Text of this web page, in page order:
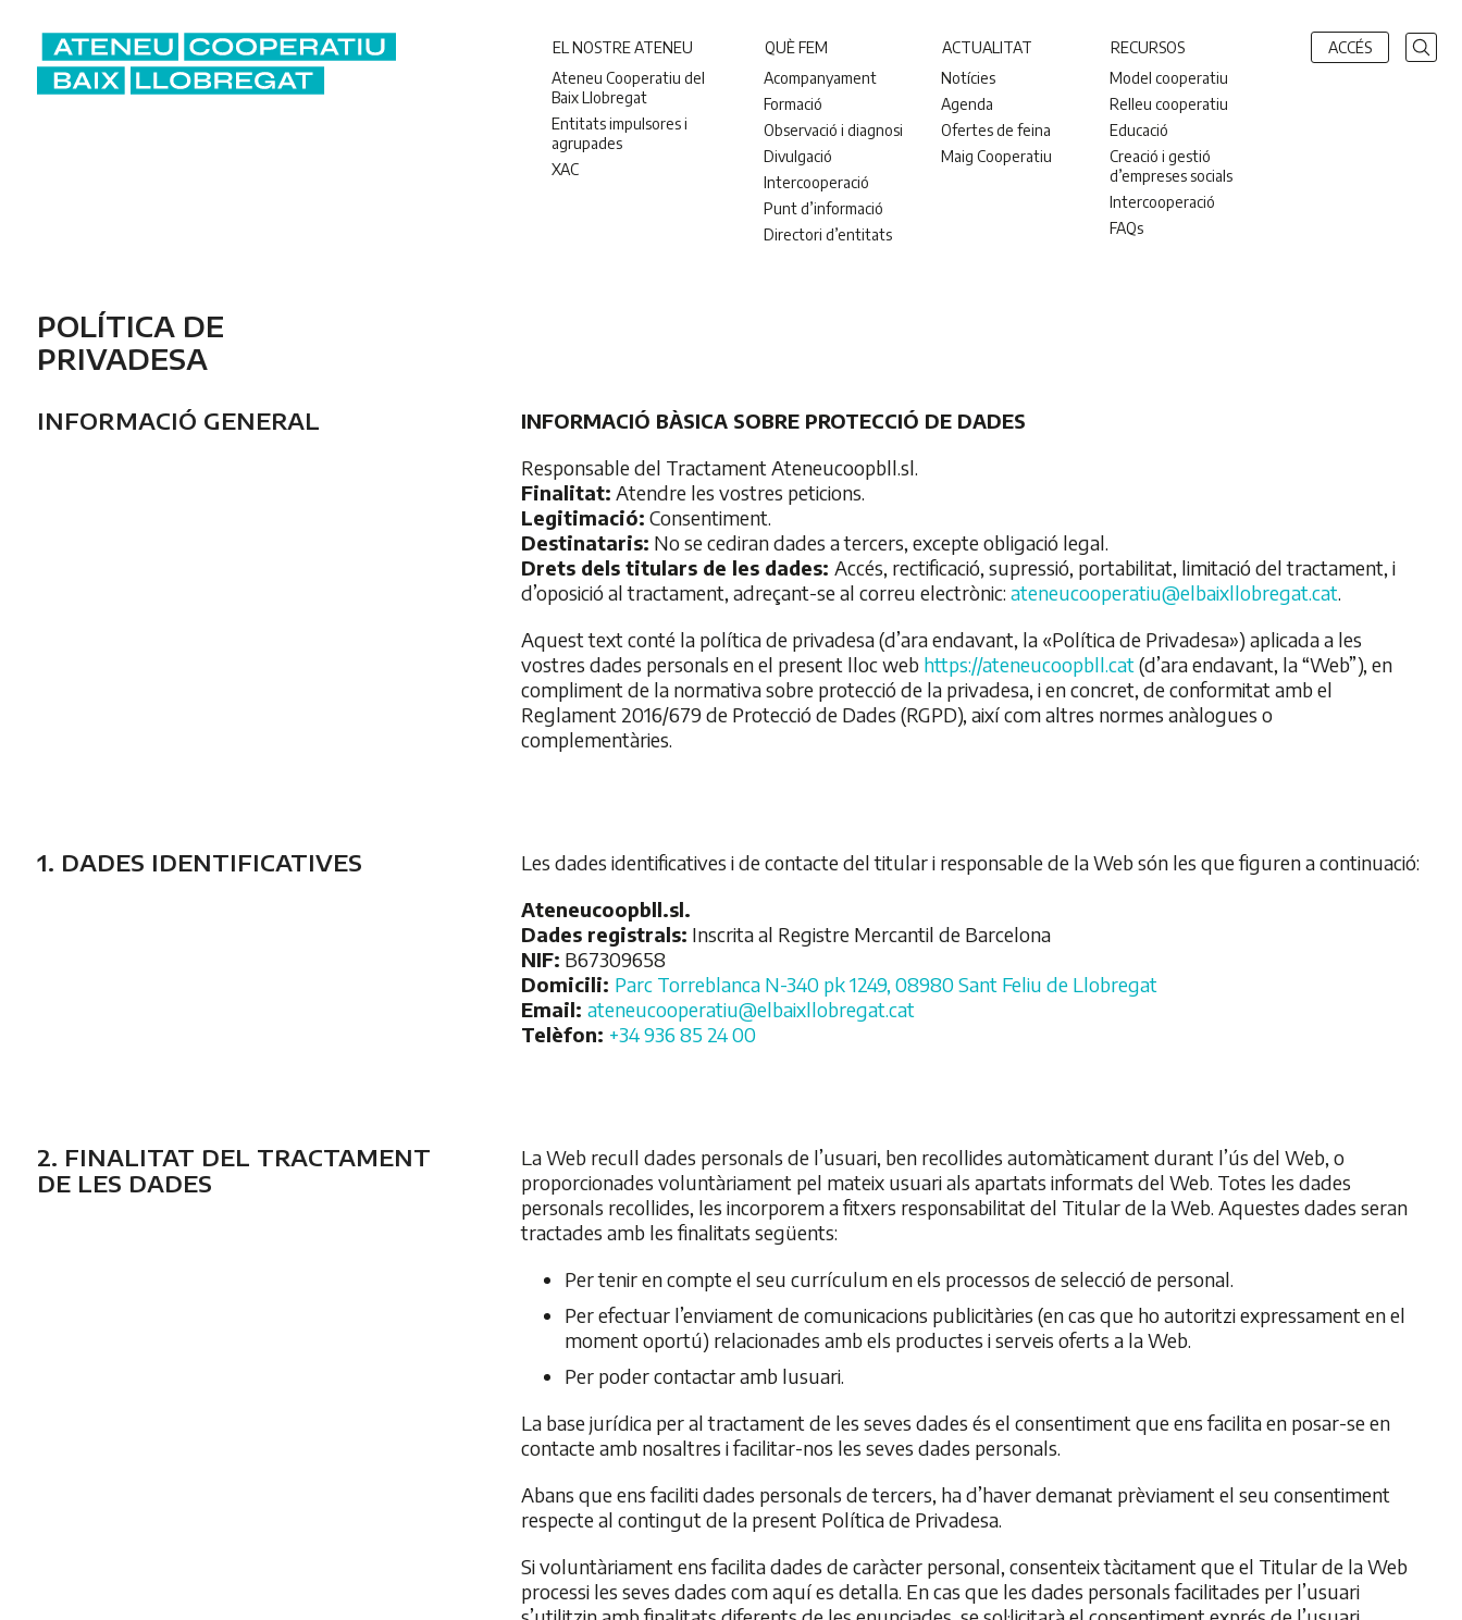
EL NOSTRE ATENEU
Ateneu Cooperatiu del
Baix Llobregat
Entitats impulsores i
agrupades
XAC
QUÈ FEM
Acompanyament
Formació
Observació i diagnosi
Divulgació
Intercooperació
Punt d’informació
Directori d’entitats
ACTUALITAT
Notícies
Agenda
Ofertes de feina
Maig Cooperatiu
RECURSOS
Model cooperatiu
Relleu cooperatiu
Educació
Creació i gestió
d’empreses socials
Intercooperació
FAQs
ACCÉS
POLÍTICA DE
PRIVADESA
INFORMACIÓ GENERAL
INFORMACIÓ BÀSICA SOBRE PROTECCIÓ DE DADES
Responsable del Tractament Ateneucoopbll.sl.
Finalitat: Atendre les vostres peticions.
Legitimació: Consentiment.
Destinataris: No se cediran dades a tercers, excepte obligació legal.
Drets dels titulars de les dades:Accés, rectificació, supressió, portabilitat, limitació del tractament, i
d’oposició al tractament, adreçant-se al correu electrònic:ateneucooperatiu@elbaixllobregat.cat.
Aquest text conté la política de privadesa (d’ara endavant, la «Política de Privadesa») aplicada a les
vostres dades personals en el present lloc web https://ateneucoopbll.cat (d’ara endavant, la “Web”), en
compliment de la normativa sobre protecció de la privadesa, i en concret, de conformitat amb el
Reglament 2016/679 de Protecció de Dades (RGPD), així com altres normes anàlogues o
complementàries.
1. DADES IDENTIFICATIVES
Les dades identificatives i de contacte del titular i responsable de la Web són les que figuren a continuació:
Ateneucoopbll.sl.
Dades registrals: Inscrita al Registre Mercantil de Barcelona
NIF: B67309658
Domicili: Parc Torreblanca N-340 pk 1249, 08980 Sant Feliu de Llobregat
Email:ateneucooperatiu@elbaixllobregat.cat
Telèfon: +34 936 85 24 00
2. FINALITAT DEL TRACTAMENT
DE LES DADES
La Web recull dades personals de l’usuari, ben recollides automàticament durant l’ús del Web, o
proporcionades voluntàriament pel mateix usuari als apartats informats del Web. Totes les dades
personals recollides, les incorporem a fitxers responsabilitat del Titular de la Web. Aquestes dades seran
tractades amb les finalitats següents:
Per tenir en compte el seu currículum en els processos de selecció de personal.
Per efectuar l’enviament de comunicacions publicitàries (en cas que ho autoritzi expressament en el
moment oportú) relacionades amb els productes i serveis oferts a la Web.
Per poder contactar amb lusuari.
La base jurídica per al tractament de les seves dades és el consentiment que ens facilita en posar-se en
contacte amb nosaltres i facilitar-nos les seves dades personals.
Abans que ens faciliti dades personals de tercers, ha d’haver demanat prèviament el seu consentiment
respecte al contingut de la present Política de Privadesa.
Si voluntàriament ens facilita dades de caràcter personal, consenteix tàcitament que el Titular de la Web
processi les seves dades com aquí es detalla. En cas que les dades personals facilitades per l’usuari